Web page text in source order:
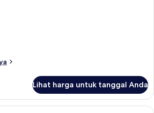
Lihat harga untuk tanggal Anda
Meja kerja, ruang kerja ramah